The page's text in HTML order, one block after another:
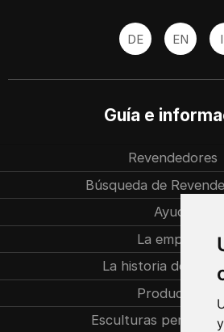
DE EN
Guía e
Revendedores
Búsqueda de
Ayuda
La empresa
La historia de la
Producción
Esculturas